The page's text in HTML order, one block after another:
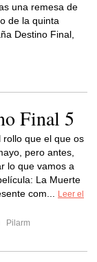
una remesa de
de la quinta
Destino Final,
Final 5
rollo que el que os
pero antes,
lo que vamos a
La Muerte
com...
Leer el
Pilarm